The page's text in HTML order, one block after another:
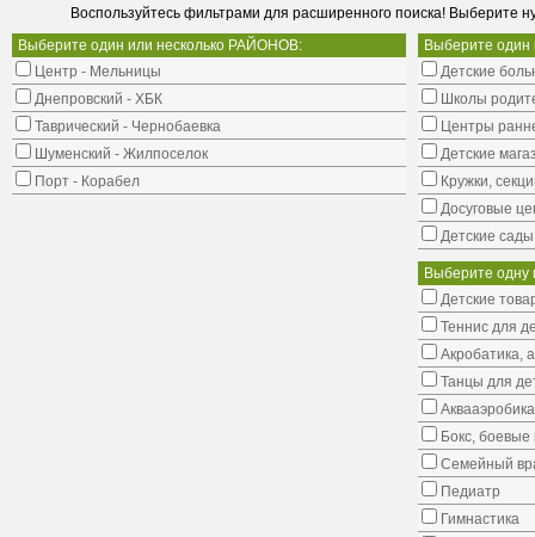
Воспользуйтесь фильтрами для расширенного поиска! Выберите
Выберите один или несколько РАЙОНОВ:
Центр - Мельницы
Днепровский - ХБК
Таврический - Чернобаевка
Шуменский - Жилпоселок
Порт - Корабел
Выберите
Детские
Школы
Центры
Детские
Кружки,
Досуговые
Детские сады
Выберите одну
Детские
Теннис для
Акробатика,
Танцы для
Бокс, боевые
Семейный
Педиатр
Гимнастика